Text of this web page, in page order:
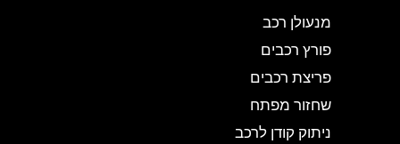
מנעולן רכב
פורץ רכבים
פריצת רכבים
שחזור מפתח
ניתוק קודן לרכב